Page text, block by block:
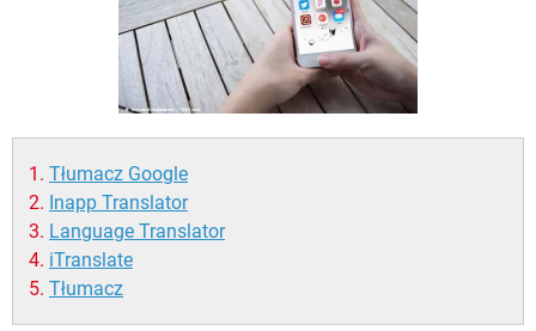
Tłumacz Google
Inapp Translator
Language Translator
iTranslate
Tłumacz